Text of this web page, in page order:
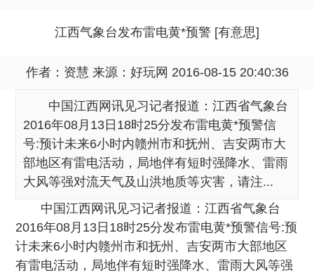
江西气象台发布雷电黄*预警 [有意思]
作者：资慧 来源： 好玩网 2016-08-15 20:40:36
中国江西网讯见习记者报道：江西省气象台
2016年08月13日18时25分发布雷电黄*预警信
号:预计未来6小时内赣州市和抚州、吉安两市大
部地区有雷电活动，局地伴有短时强降水、雷雨
大风等强对流天气及山洪地质等灾害，请注...
中国江西网讯见习记者报道：江西省气象台
2016年08月13日18时25分发布雷电黄*预警信号:预
计未来6小时内赣州市和抚州、吉安两市大部地区
有雷电活动，局地伴有短时强降水、雷雨大风等强